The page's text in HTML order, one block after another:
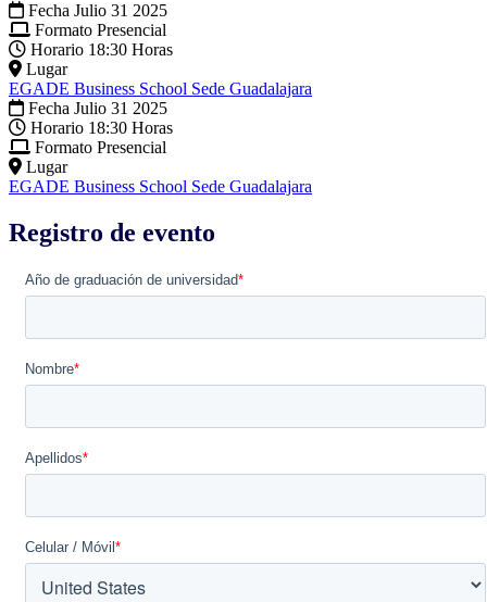
Fecha Julio 31 2025
Formato Presencial
Horario 18:30 Horas
Lugar
EGADE Business School Sede Guadalajara
Fecha Julio 31 2025
Horario 18:30 Horas
Formato Presencial
Lugar
EGADE Business School Sede Guadalajara
Registro de evento